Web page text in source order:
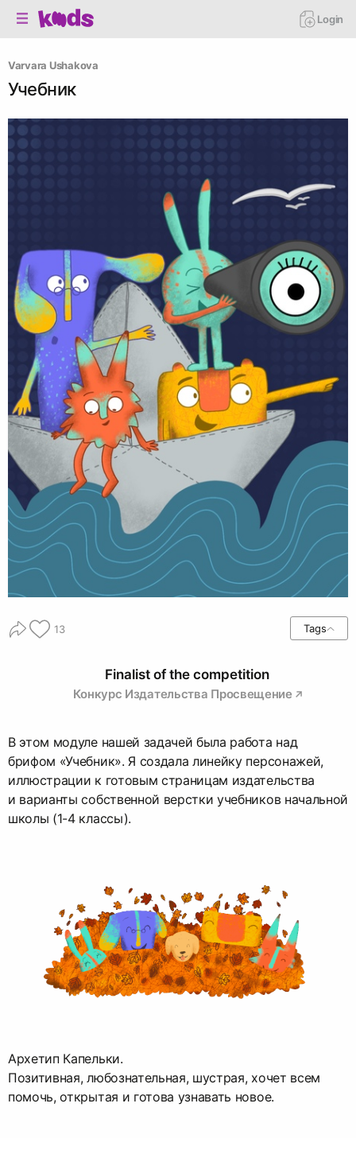
Login
Varvara Ushakova
Учебник
13 Tags
Finalist of the competition
Конкурс Издательства Просвещение
В этом модуле нашей задачей была работа над
брифом «Учебник». Я создала линейку персонажей,
иллюстрации к готовым страницам издательства
и варианты собственной верстки учебников начальной
школы (1-4 классы).
Архетип Капельки.
Позитивная, любознательная, шустрая, хочет всем
помочь, открытая и готова узнавать новое.